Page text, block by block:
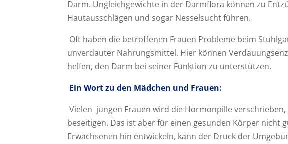
Darm. Ungleichgewichte in der Darmflora können zu
Hautausschlägen und sogar Nesselsucht führen.
Oft haben die betroffenen Frauen Probleme beim
unverdauter Nahrungsmittel. Hier können
helfen, den Darm bei seiner Funktion zu unterstützen.
Ein Wort zu den Mädchen und Frauen:
Vielen jungen Frauen wird die Hormonpille
beseitigen. Das ist aber für einen gesunden Körper nicht
Erwachsenen hin entwickeln, kann der Druck der